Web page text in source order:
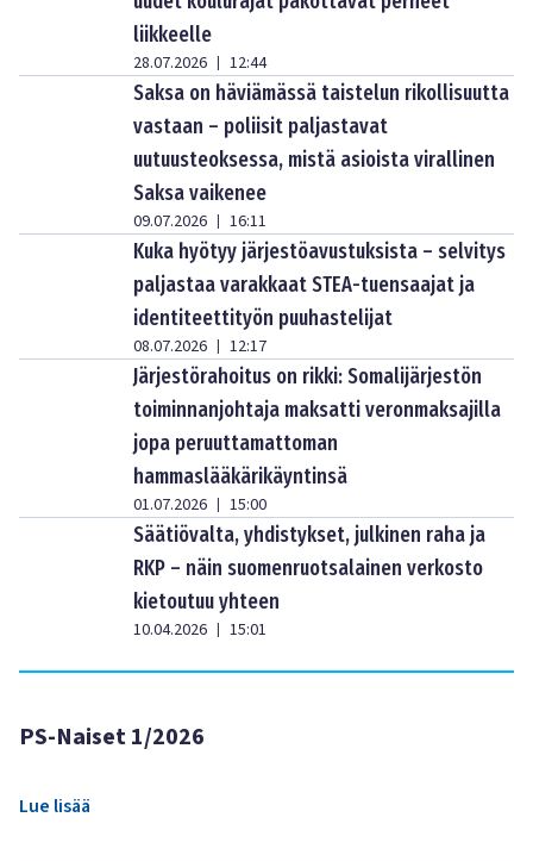
liikkeelle
28.07.2026 | 12:44
Saksa on häviämässä taistelun rikollisuutta
vastaan – poliisit paljastavat
uutuusteoksessa, mistä asioista virallinen
Saksa vaikenee
09.07.2026 | 16:11
Kuka hyötyy järjestöavustuksista – selvitys
paljastaa varakkaat STEA-tuensaajat ja
identiteettityön puuhastelijat
08.07.2026 | 12:17
Järjestörahoitus on rikki: Somalijärjestön
toiminnanjohtaja maksatti veronmaksajilla
jopa peruuttamattoman
hammaslääkärikäyntinsä
01.07.2026 | 15:00
Säätiövalta, yhdistykset, julkinen raha ja
RKP – näin suomenruotsalainen verkosto
kietoutuu yhteen
10.04.2026 | 15:01
PS-Naiset 1/2026
Lue lisää